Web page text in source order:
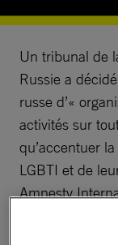
Un tribunal de
Russie a
russe d’«
activités sur
qu’accentuer
LGBTI et de
Amnesty